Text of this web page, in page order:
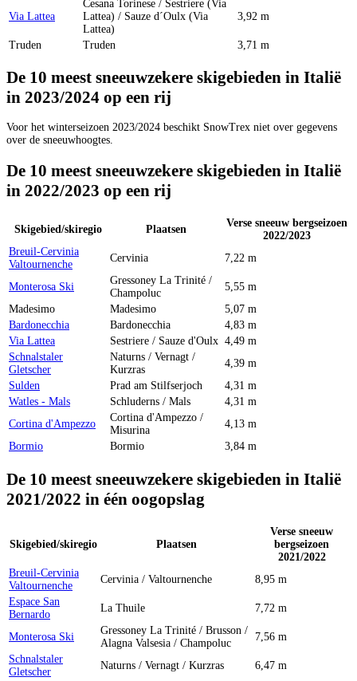
Via Lattea
Cesana Torinese / Sestriere (Via
Lattea) / Sauze d´Oulx (Via
Lattea)
3,92 m
Truden Truden 3,71 m
De 10 meest sneeuwzekere skigebieden in Italië
in 2023/2024 op een rij
Voor het winterseizoen 2023/2024 beschikt SnowTrex niet over gegevens
over de sneeuwhoogtes.
De 10 meest sneeuwzekere skigebieden in Italië
in 2022/2023 op een rij
Skigebied/skiregio Plaatsen
Verse sneeuw bergseizoen
2022/2023
Breuil-Cervinia
Valtournenche
Cervinia 7,22 m
Monterosa Ski
Gressoney La Trinité /
Champoluc
5,55 m
Madesimo
Madesimo
5,07 m
Bardonecchia
Bardonecchia
4,83 m
Via Lattea
Sestriere / Sauze d'Oulx 4,49 m
Schnalstaler
Gletscher
Naturns / Vernagt /
Kurzras
4,39 m
Sulden
Prad am Stilfserjoch
4,31 m
Watles - Mals
Schluderns / Mals
4,31 m
Cortina d'Ampezzo
Cortina d'Ampezzo /
Misurina
4,13 m
Bormio
Bormio 3,84 m
De 10 meest sneeuwzekere skigebieden in Italië
2021/2022 in één oogopslag
Skigebied/skiregio Plaatsen
Verse sneeuw
bergseizoen
2021/2022
Breuil-Cervinia
Valtournenche
Cervinia / Valtournenche
8,95 m
Espace San
Bernardo
La Thuile 7,72 m
Monterosa Ski
Gressoney La Trinité / Brusson /
Alagna Valsesia / Champoluc
7,56 m
Schnalstaler
Gletscher
Naturns / Vernagt / Kurzras
6,47 m